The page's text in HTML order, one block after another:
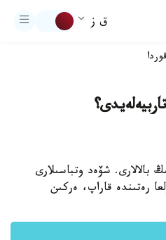
ق ز
بالالارى. شۆەد وتباسىلارى
رەتىندە قاراپ، ەركىن